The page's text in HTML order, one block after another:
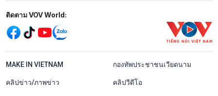
Mạng xã hội
ติดตาม VOV World:
menu footer tiếng Thái
MAKE IN VIETNAM กองทัพประชาชนเวียดนาม
คลิปข่าว/ภาพข่าว คลิปวีดีโอ